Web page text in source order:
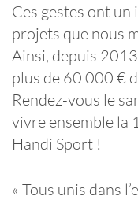
Ces gestes ont
projets que nous
Ainsi, depuis
plus de 60 000 €
Rendez-vous le
vivre ensemble la
Handi Sport !
« Tous unis dans